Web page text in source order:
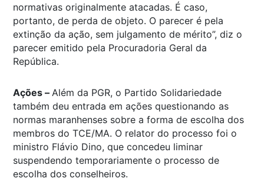
normativas originalmente atacadas. É caso,
portanto, de perda de objeto. O parecer é pela
extinção da ação, sem julgamento de mérito”, diz o
parecer emitido pela Procuradoria Geral da
República.
Ações – Além da PGR, o Partido Solidariedade
também deu entrada em ações questionando as
normas maranhenses sobre a forma de escolha dos
membros do TCE/MA. O relator do processo foi o
ministro Flávio Dino, que concedeu liminar
suspendendo temporariamente o processo de
escolha dos conselheiros.